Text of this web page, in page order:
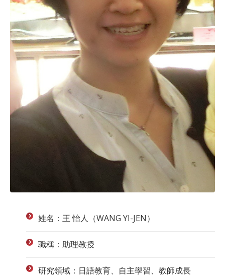
姓名：王 怡人（WANG YI-JEN）
職稱：助理教授
研究領域：日語教育、自主學習、教師成長